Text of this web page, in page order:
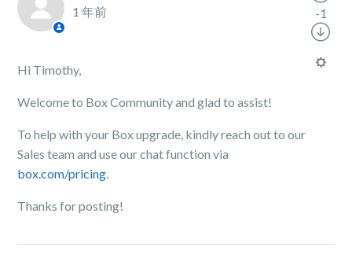
1 年前
Hi Timothy,
Welcome to Box Community and glad to assist!
To help with your Box upgrade, kindly reach out to our
Sales team and use our chat function via
box.com/pricing.
Thanks for posting!
-1